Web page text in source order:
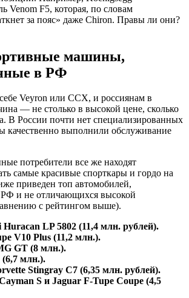
Venom F5, которая, по словам
за пояс» даже Chiron. Правы ли они?
машины,
в РФ
Veyron или CCX, и россиянам в
— не столько в высокой цене, сколько
В России почти нет специализированных
качественно выполнили обслуживание
потребители все же находят
самые красивые спорткары и гордо на
приведен топ автомобилей,
и не отличающихся высокой
с рейтингом выше).
LP 5802 (11,4 млн. рублей).
V10 Plus (11,2 млн.).
GT (8 млн.).
(6,7 млн.).
Stingray C7 (6,35 млн. рублей).
S и Jaguar F-Tupe Coupe (4,5